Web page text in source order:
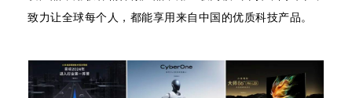
致力让全球每个人，都能享用来自中国的优质科技产品。